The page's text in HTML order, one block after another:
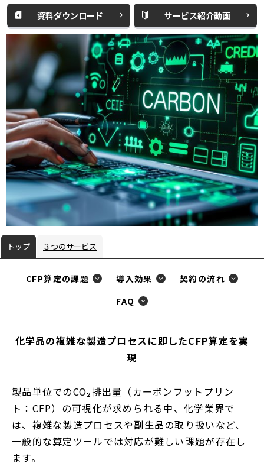
ウ
ィ
ン
ド
ウ
で
開
く
資料ダウンロード
ウ
ィ
ン
ド
ウ
で
開
く
サービス紹介動画
ウ
ィ
ン
ド
ウ
で
開
く
トップ ３つのサービス
CFP算定の課題 導入効果
契約の流れ
FAQ
化学品の複雑な製造プロセスに即したCFP算定を実
現
製品単位でのCO₂排出量（カーボンフットプリン
ト：CFP）の可視化が求められる中、化学業界で
は、複雑な製造プロセスや副生品の取り扱いなど、
一般的な算定ツールでは対応が難しい課題が存在し
ます。